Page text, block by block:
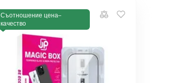
Съотношение цена–
качество